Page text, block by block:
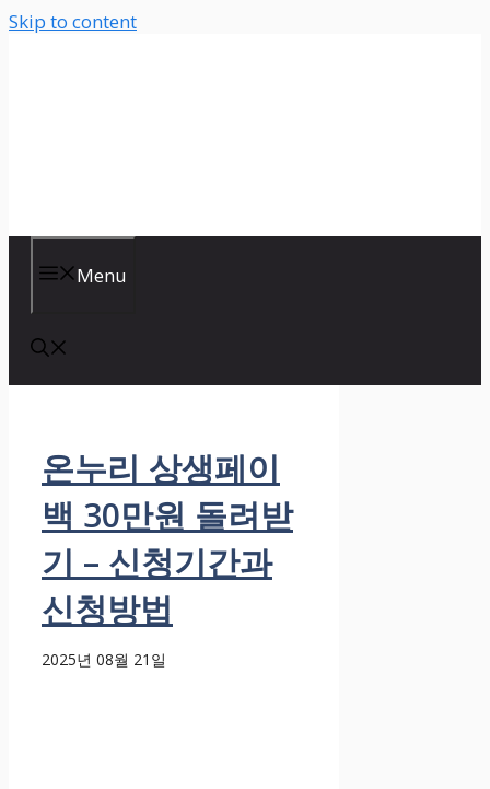
Skip to content
Menu
온누리 상생페이
백 30만원 돌려받
기 – 신청기간과
신청방법
2025년 08월 21일